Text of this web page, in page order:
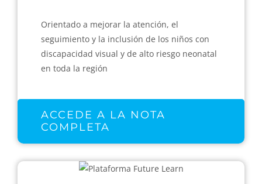
Orientado a mejorar la atención, el
seguimiento y la inclusión de los niños con
discapacidad visual y de alto riesgo neonatal
en toda la región
ACCEDE A LA NOTA
COMPLETA